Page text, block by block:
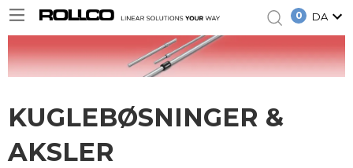
0 DA
KUGLEBØSNINGER &
AKSLER